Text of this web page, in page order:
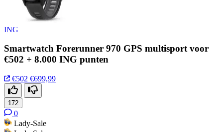
ING
Smartwatch Forerunner 970 GPS multisport voor
€502 + 8.000 ING punten
€502 €699,99
172
0
Lady-Sale